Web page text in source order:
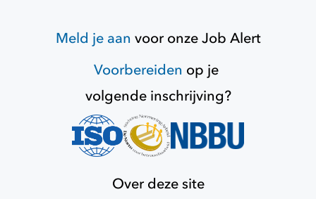
Meld je aan voor onzeJob Alert
Voorbereiden op je
volgende inschrijving?
Over deze site